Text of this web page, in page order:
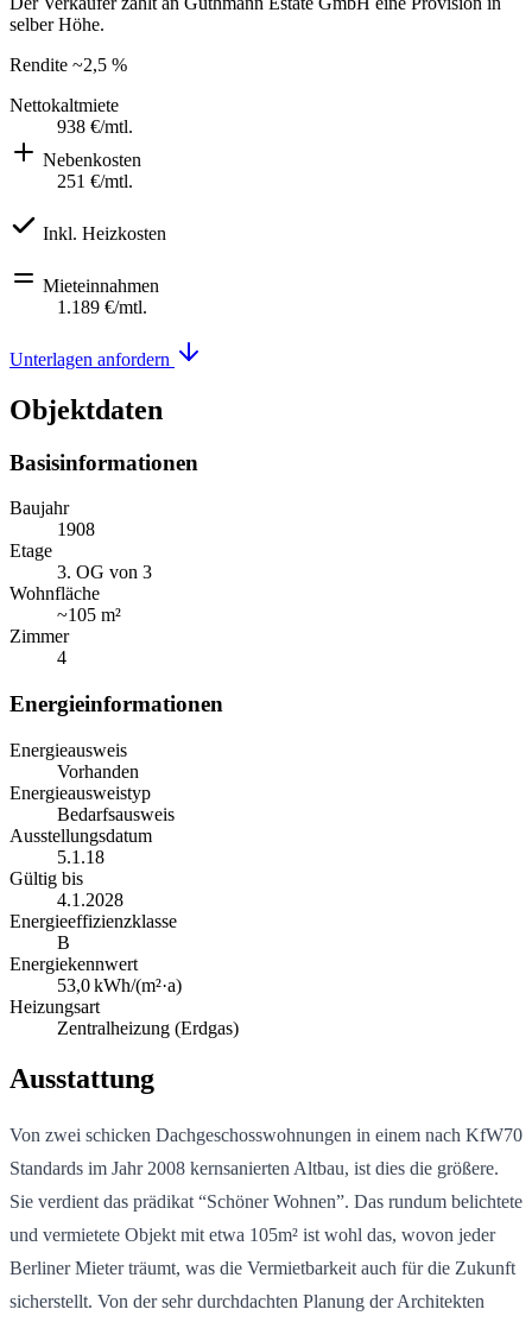
selber Höhe.
Rendite ~2,5 %
Nettokaltmiete
938 €/mtl.
Nebenkosten
251 €/mtl.
Inkl. Heizkosten
Mieteinnahmen
1.189 €/mtl.
Unterlagen anfordern
Objektdaten
Basisinformationen
Baujahr
1908
Etage
3. OG von 3
Wohnfläche
~105 m²
Zimmer
4
Energieinformationen
Energieausweis
Vorhanden
Energieausweistyp
Bedarfsausweis
Ausstellungsdatum
5.1.18
Gültig bis
4.1.2028
Energieeffizienzklasse
B
Energiekennwert
53,0kWh/(m²·a)
Heizungsart
Zentralheizung (Erdgas)
Ausstattung
Von zwei schicken Dachgeschosswohnungen in einem nach KfW70
Standards im Jahr 2008 kernsanierten Altbau, ist dies die größere.
Sie verdient das prädikat “Schöner Wohnen”. Das rundum belichtete
und vermietete Objekt mit etwa 105m² ist wohl das, wovon jeder
Berliner Mieter träumt, was die Vermietbarkeit auch für die Zukunft
sicherstellt. Von der sehr durchdachten Planung der Architekten